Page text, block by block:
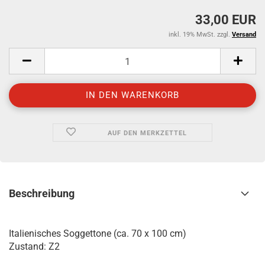
33,00 EUR
inkl. 19% MwSt. zzgl. Versand
AUF DEN MERKZETTEL
Beschreibung
Italienisches Soggettone (ca. 70 x 100 cm)
Zustand: Z2